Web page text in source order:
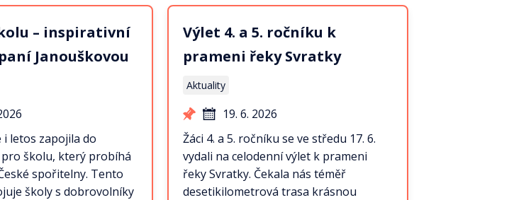
– inspirativní
Janouškovou
i letos zapojila do
školu, který probíhá
spořitelny. Tento
školy s dobrovolníky
Výlet 4. a 5. ročníku k
prameni řeky Svratky
Aktuality
19. 6. 2026
Žáci 4. a 5. ročníku se ve středu 17. 6.
vydali na celodenní výlet k prameni
řeky Svratky. Čekala nás téměř
desetikilometrová trasa krásnou